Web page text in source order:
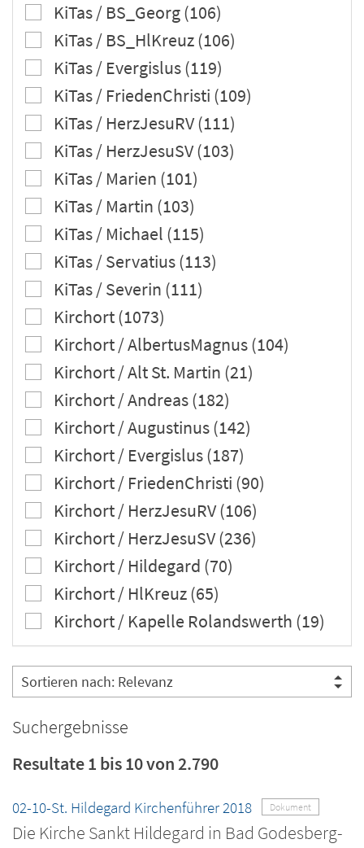
KiTas / BS_Georg (106)
KiTas / BS_HlKreuz (106)
KiTas / Evergislus (119)
KiTas / FriedenChristi (109)
KiTas / HerzJesuRV (111)
KiTas / HerzJesuSV (103)
KiTas / Marien (101)
KiTas / Martin (103)
KiTas / Michael (115)
KiTas / Servatius (113)
KiTas / Severin (111)
Kirchort (1073)
Kirchort / AlbertusMagnus (104)
Kirchort / Alt St. Martin (21)
Kirchort / Andreas (182)
Kirchort / Augustinus (142)
Kirchort / Evergislus (187)
Kirchort / FriedenChristi (90)
Kirchort / HerzJesuRV (106)
Kirchort / HerzJesuSV (236)
Kirchort / Hildegard (70)
Kirchort / HlKreuz (65)
Kirchort / Kapelle Rolandswerth (19)
Suchergebnisse
Resultate 1 bis 10 von 2.790
02-10-St. Hildegard Kirchenführer 2018 Dokument
Die Kirche Sankt Hildegard in Bad Godesberg-